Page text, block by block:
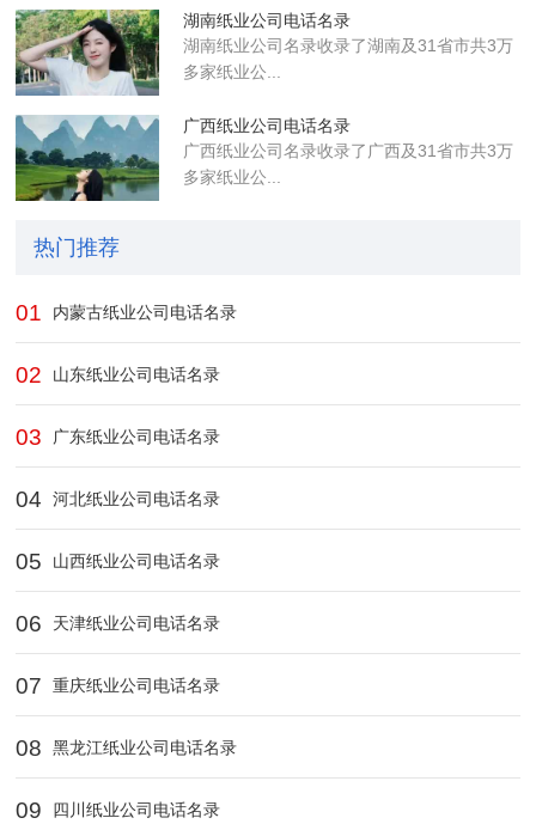
湖南纸业公司电话名录
湖南纸业公司名录收录了湖南及31省市共3万
多家纸业公...
广西纸业公司电话名录
广西纸业公司名录收录了广西及31省市共3万
多家纸业公...
热门推荐
01 内蒙古纸业公司电话名录
02 山东纸业公司电话名录
03 广东纸业公司电话名录
04 河北纸业公司电话名录
05 山西纸业公司电话名录
06 天津纸业公司电话名录
07 重庆纸业公司电话名录
08 黑龙江纸业公司电话名录
09 四川纸业公司电话名录